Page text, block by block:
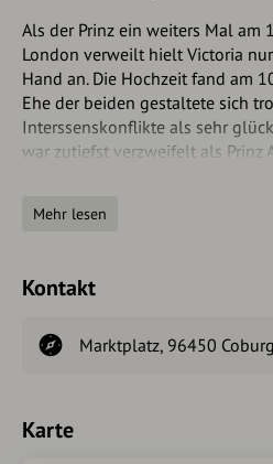
Als der Prinz ein weiters Mal am
London verweilt hielt Victoria
Hand an. Die Hochzeit fand am
Ehe der beiden gestaltete sich
Interssenskonflikte als sehr
war zutiefst verzweifelt als Prinz
Das Denkmal in der Mitte des
Prinz-Gemahl im Ornat eines
Palace, einem von ihm selbst
erste Weltausstellung in
Das überlebensgroße, in Bronze
Mehr lesen
Kontakt
Marktplatz, 96450
Karte